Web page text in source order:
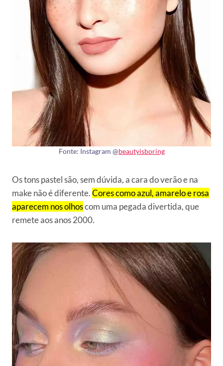
Fonte: Instagram @beautyisboring
Os tons pastel são, sem dúvida, a cara do verão e na
make não é diferente.Cores como azul, amarelo e rosa
aparecem nos olhoscom uma pegada divertida, que
remete aos anos 2000.